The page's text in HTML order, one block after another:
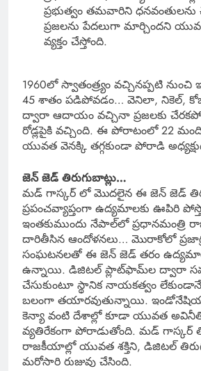
ప్రభుత్వం తమవారిని ధనవంతులను
ప్రజలను పేదలుగా మార్చిందని
వ్యక్తం చేస్తోంది.
1960లో స్వాతంత్ర్యం వచ్చినప్పటి నుంచి
45 శాతం పడిపోవడం… వెనిలా, నికెల్,
ద్వారా ఆదాయం వచ్చినా ప్రజలకు
రోడ్లపైకి వచ్చింది. ఈ పోరాటంలో 22
యువత వెనక్కి తగ్గకుండా పోరాడి
జెన్ జెడ్ తిరుగుబాట్లు…
మడ్ గాస్కర్ లో మొదలైన ఈ జెన్ జెడ్
ప్రపంచవ్యాప్తంగా ఉద్యమాలకు ఊపిరి
ఇంతకుముందు నేపాల్‌లో ప్రధానమంత్రి
దారితీసిన ఆందోళనలు… మొరాకోలో
సంఘటనలతో ఈ జెన్ జెడ్ తరం
ఉన్నాయి. డిజిటల్ ప్లాట్‌ఫామ్‌ల ద్వారా
చేసుకుంటూ స్థానిక నాయకత్వం
బలంగా తయారవుతున్నాయి.
కెన్యా వంటి దేశాల్లో కూడా యువత
వ్యతిరేకంగా పోరాడుతోంది. మడ్ గాస్కర్
రాజకీయాల్లో యువత శక్తిని, డిజిటల్
మరోసారి రుజువు చేసింది.